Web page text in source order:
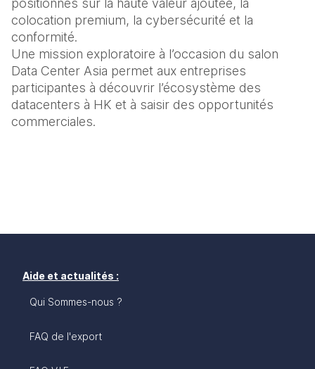
positionnés sur la haute valeur ajoutée, la
colocation premium, la cybersécurité et la
conformité.
Une mission exploratoire à l’occasion du salon
Data Center Asia permet aux entreprises
participantes à découvrir l’écosystème des
datacenters à HK et à saisir des opportunités
commerciales.
Aide et actualités :
Qui Sommes-nous ?
FAQ de l'export